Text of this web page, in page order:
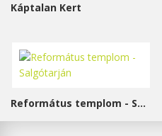
Káptalan Kert
Református templom - Salgótarján